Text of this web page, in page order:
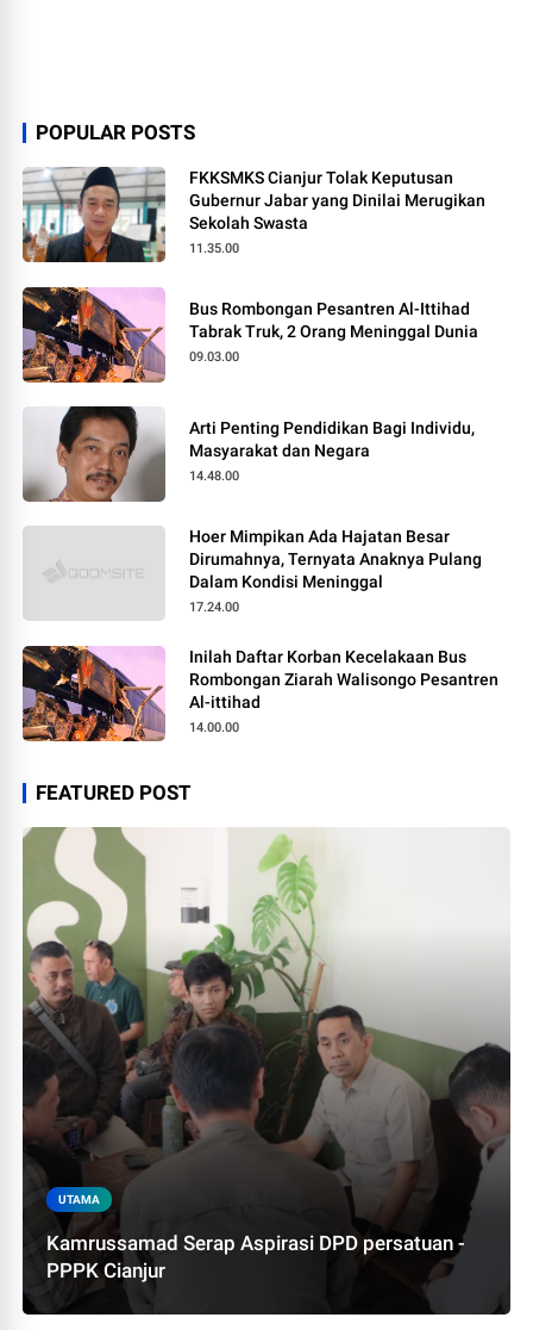
POPULAR POSTS
FKKSMKS Cianjur Tolak Keputusan
Gubernur Jabar yang Dinilai Merugikan
Sekolah Swasta
11.35.00
Bus Rombongan Pesantren Al-Ittihad
Tabrak Truk, 2 Orang Meninggal Dunia
09.03.00
Arti Penting Pendidikan Bagi Individu,
Masyarakat dan Negara
14.48.00
Hoer Mimpikan Ada Hajatan Besar
Dirumahnya, Ternyata Anaknya Pulang
Dalam Kondisi Meninggal
17.24.00
Inilah Daftar Korban Kecelakaan Bus
Rombongan Ziarah Walisongo Pesantren
Al-ittihad
14.00.00
FEATURED POST
UTAMA
Kamrussamad Serap Aspirasi DPD persatuan -
PPPK Cianjur